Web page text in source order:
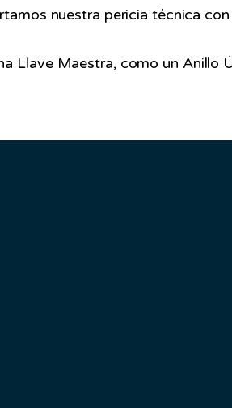
nuestra pericia técnica
Llave Maestra, como un Anillo